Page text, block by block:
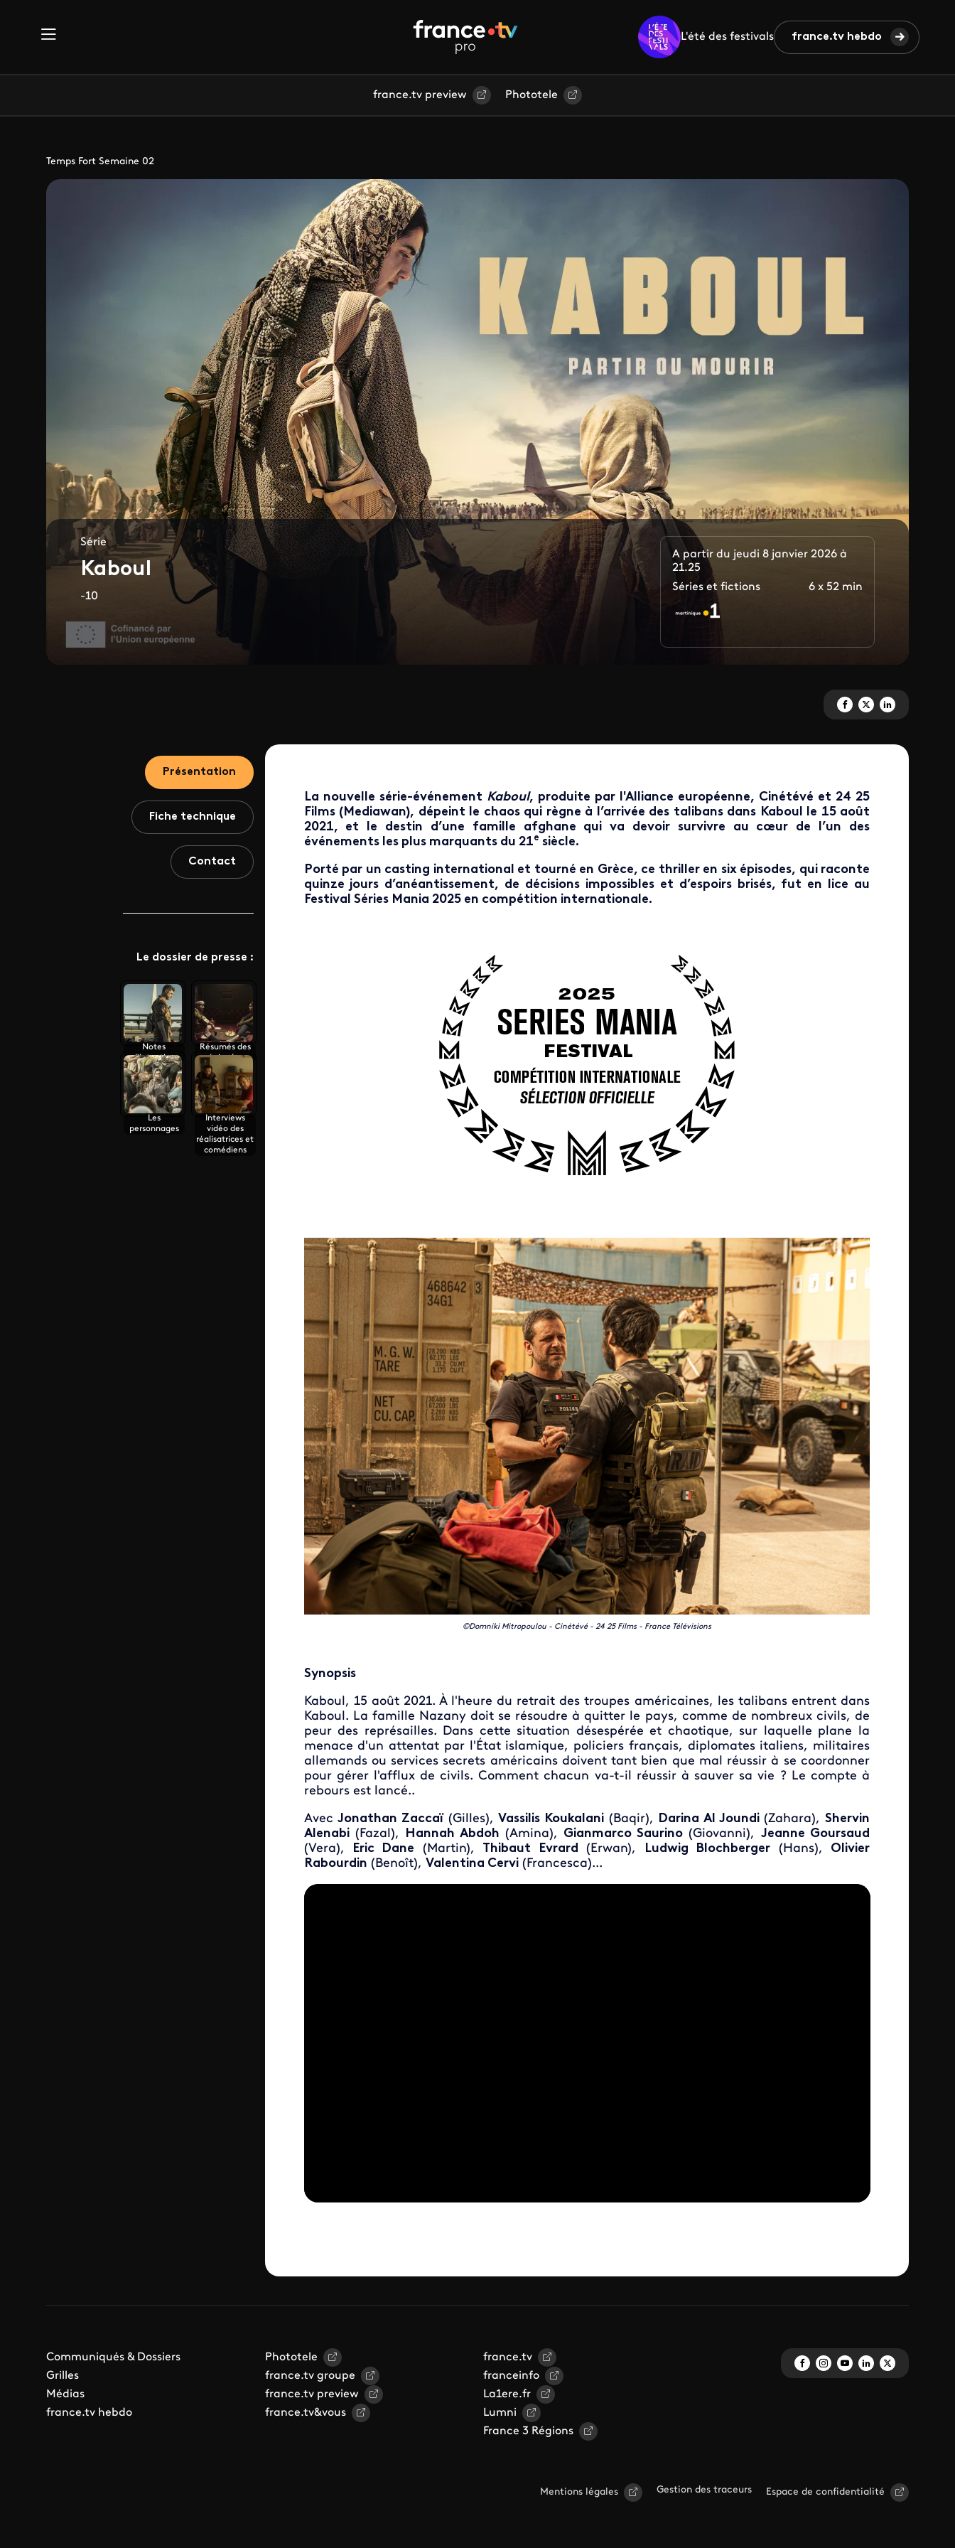
L'été des festivals france.tv hebdo
france.tv preview Phototele
Temps Fort Semaine 02
Série
Kaboul
-10
A partir du jeudi 8 janvier 2026 à
21.25
Séries et fictions
6 x 52 min
Partagez 'Kaboul' sur Facebook
Partagez 'Kaboul' sur X
Partagez 'Kaboul'
Présentation
Fiche technique
Contact
Le dossier de presse :
Notes
d'intention
Résumés des
épisodes
Les
personnages
Interviews
vidéo des
réalisatrices et
comédiens
La nouvelle série-événement Kaboul, produite par l'Alliance européenne, Cinétévé et 24 25
Films (Mediawan), dépeint le chaos qui règne à l’arrivée des talibans dans Kaboul le 15 août
2021, et le destin d’une famille afghane qui va devoir survivre au cœur de l’un des
événements les plus marquants du 21e siècle.
Porté par un casting international et tourné en Grèce, ce thriller en six épisodes, qui raconte
quinze jours d’anéantissement, de décisions impossibles et d’espoirs brisés, fut en lice au
Festival Séries Mania 2025 en compétition internationale.
©Domniki Mitropoulou - Cinétévé - 24 25 Films - France Télévisions
Synopsis
Kaboul, 15 août 2021. À l'heure du retrait des troupes américaines, les talibans entrent dans
Kaboul. La famille Nazany doit se résoudre à quitter le pays, comme de nombreux civils, de
peur des représailles. Dans cette situation désespérée et chaotique, sur laquelle plane la
menace d'un attentat par l'État islamique, policiers français, diplomates italiens, militaires
allemands ou services secrets américains doivent tant bien que mal réussir à se coordonner
pour gérer l'afflux de civils. Comment chacun va-t-il réussir à sauver sa vie ? Le compte à
rebours est lancé..
AvecJonathan Zaccaï(Gilles),Vassilis Koukalani(Baqir), Darina Al Joundi(Zahara),Shervin
Alenabi(Fazal), Hannah Abdoh (Amina), Gianmarco Saurino (Giovanni), Jeanne Goursaud
(Vera),
Eric Dane (Martin), Thibaut Evrard (Erwan), Ludwig Blochberger (Hans), Olivier
Rabourdin (Benoît), Valentina Cervi(Francesca)...
Communiqués & Dossiers
Grilles
Médias
france.tv hebdo
Phototele
france.tv groupe
france.tv preview
france.tv&vous
france.tv
franceinfo
La1ere.fr
Lumni
France 3 Régions
Mentions légales Gestion des traceurs Espace de confidentialité